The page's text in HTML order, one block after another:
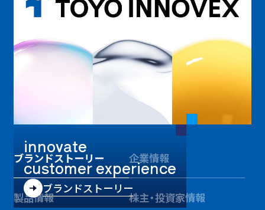
ス
式
会
innovate
customer experience
ブランドストーリー
ブランドストーリー 企業情報
製品情報 株主・投資家情報